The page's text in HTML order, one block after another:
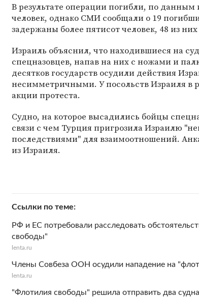
В результате операции погибли, по данным
человек, однако СМИ сообщали о 19
задержаны более пятисот человек, 48 из
Израиль объяснил, что находившиеся на
спецназовцев, напав на них с ножами и
десятков государств осудили действия
несимметричными. У посольств Израиля в
акции протеста.
Судно, на которое высадились бойцы
связи с чем Турция пригрозила Израилю
последствиями" для взаимоотношений.
из Израиля.
Ссылки по теме
РФ и ЕС потребовали расследовать
свободы"
lenta.ru
Члены Совбеза ООН осудили нападение на
lenta.ru
"Флотилия свободы" решила отправить два судна